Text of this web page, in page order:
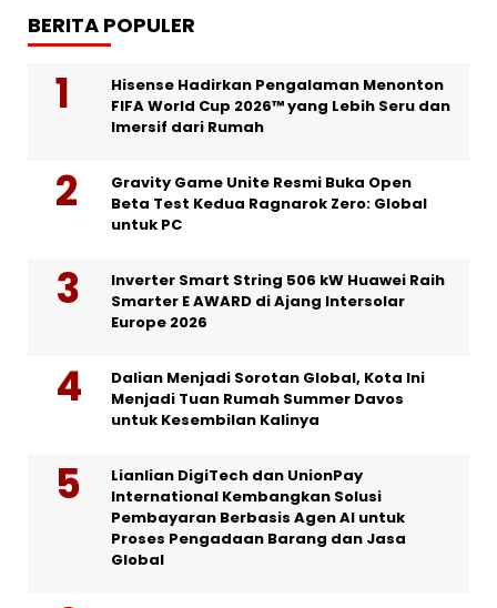
BERITA POPULER
Hisense Hadirkan Pengalaman Menonton
FIFA World Cup 2026™ yang Lebih Seru dan
Imersif dari Rumah
Gravity Game Unite Resmi Buka Open
Beta Test Kedua Ragnarok Zero: Global
untuk PC
Inverter Smart String 506 kW Huawei Raih
Smarter E AWARD di Ajang Intersolar
Europe 2026
Dalian Menjadi Sorotan Global, Kota Ini
Menjadi Tuan Rumah Summer Davos
untuk Kesembilan Kalinya
Lianlian DigiTech dan UnionPay
International Kembangkan Solusi
Pembayaran Berbasis Agen AI untuk
Proses Pengadaan Barang dan Jasa
Global